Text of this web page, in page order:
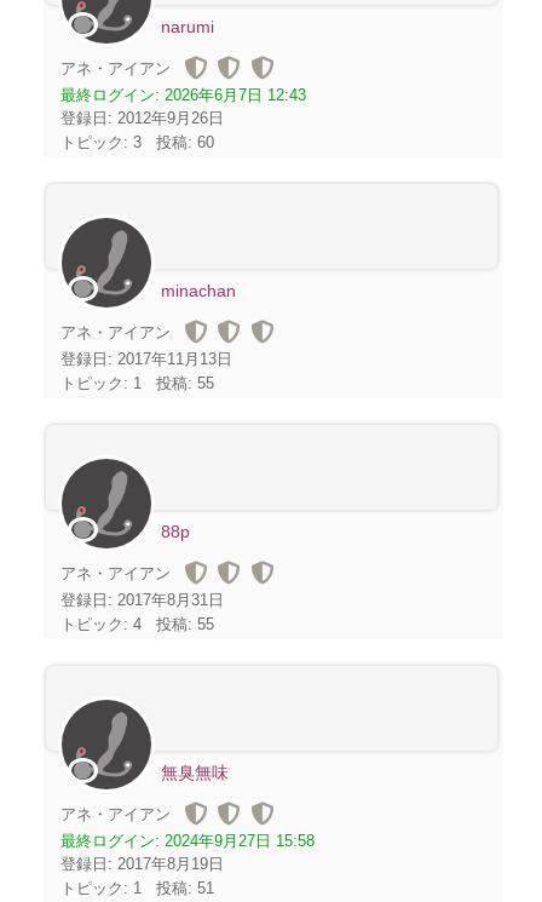
narumi
アネ・アイアン
最終ログイン: 2026年6月7日 12:43
登録日: 2012年9月26日
トピック: 3
投稿: 60
minachan
アネ・アイアン
登録日: 2017年11月13日
トピック: 1
投稿: 55
88p
アネ・アイアン
登録日: 2017年8月31日
トピック: 4
投稿: 55
無臭無味
アネ・アイアン
最終ログイン: 2024年9月27日 15:58
登録日: 2017年8月19日
トピック: 1
投稿: 51